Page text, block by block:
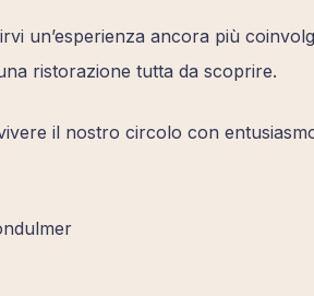
un’esperienza ancora più
ristorazione tutta da scoprire.
il nostro circolo con